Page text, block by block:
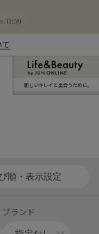
新しいキレイと出合うために。
順・表示設定
ブランド